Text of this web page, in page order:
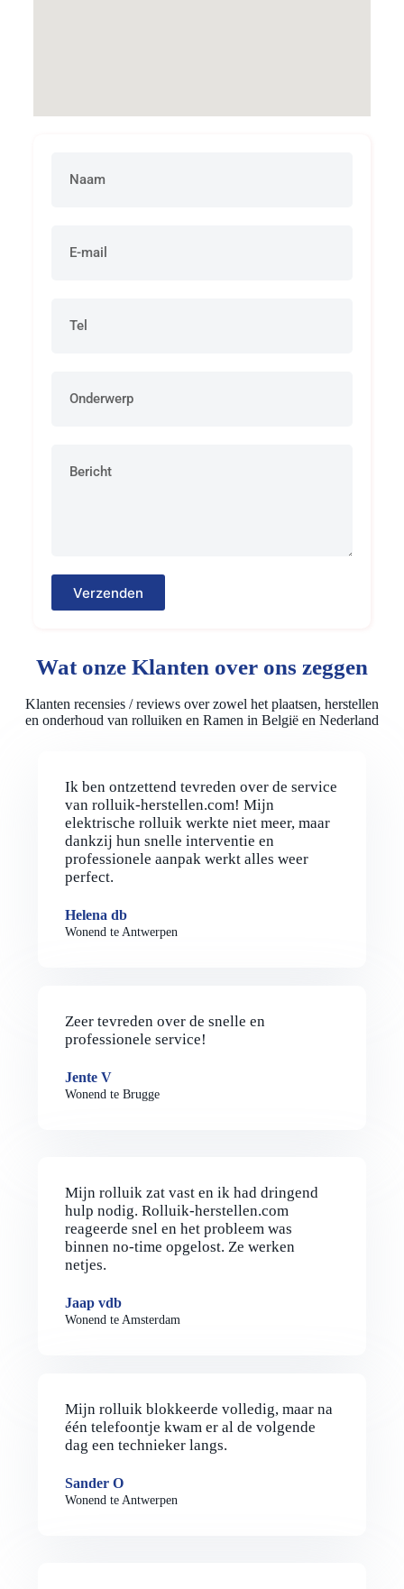
Verzenden
Wat onze Klanten over ons zeggen
Klanten recensies / reviews over zowel het plaatsen, herstellen
en onderhoud van rolluiken en Ramen in België en Nederland
Ik ben ontzettend tevreden over de service
van rolluik-herstellen.com! Mijn
elektrische rolluik werkte niet meer, maar
dankzij hun snelle interventie en
professionele aanpak werkt alles weer
perfect.
Helena db
Wonend te Antwerpen
Zeer tevreden over de snelle en
professionele service!
Jente V
Wonend te Brugge
Mijn rolluik zat vast en ik had dringend
hulp nodig. Rolluik-herstellen.com
reageerde snel en het probleem was
binnen no-time opgelost. Ze werken
netjes.
Jaap vdb
Wonend te Amsterdam
Mijn rolluik blokkeerde volledig, maar na
één telefoontje kwam er al de volgende
dag een technieker langs.
Sander O
Wonend te Antwerpen